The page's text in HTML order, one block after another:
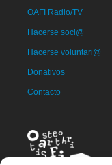
OAFI Radio/TV
Hacerse soci@
Hacerse voluntari@
Donativos
Contacto